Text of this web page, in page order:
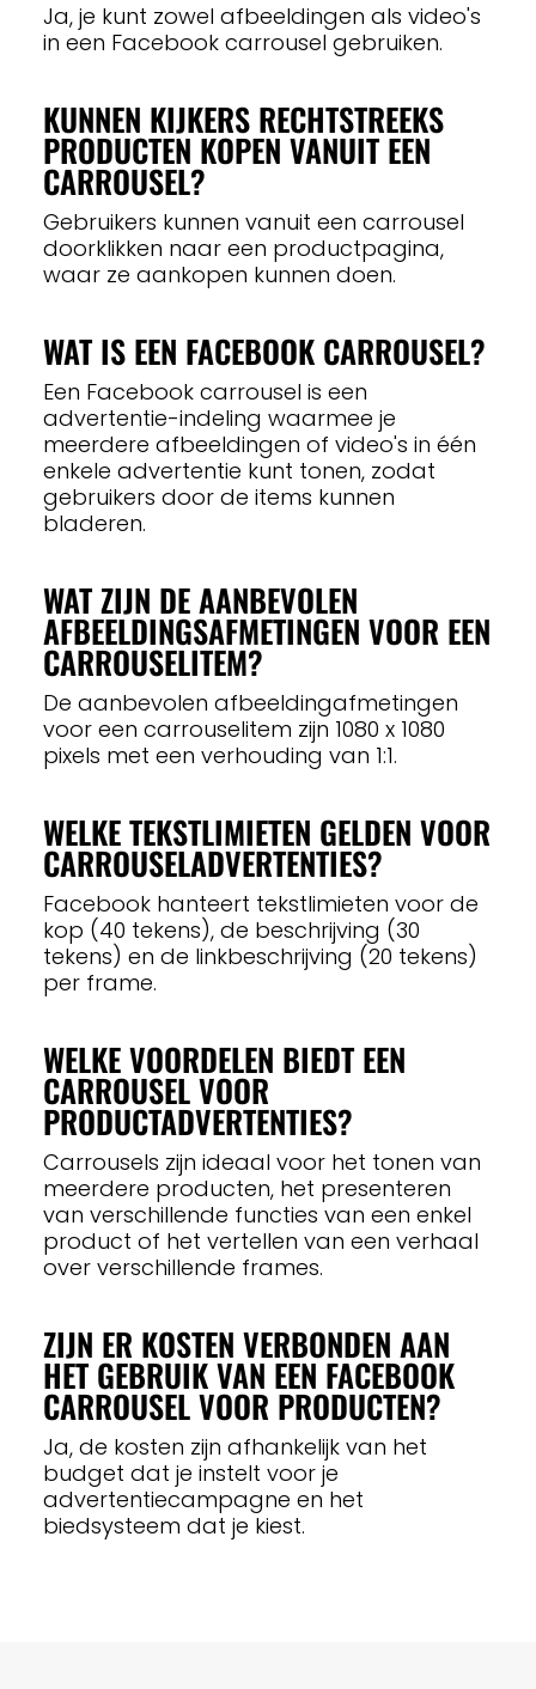
Ja, je kunt zowel afbeeldingen als video's
in een Facebook carrousel gebruiken.
KUNNEN KIJKERS RECHTSTREEKS
PRODUCTEN KOPEN VANUIT EEN
CARROUSEL?
Gebruikers kunnen vanuit een carrousel
doorklikken naar een productpagina,
waar ze aankopen kunnen doen.
WAT IS EEN FACEBOOK CARROUSEL?
Een Facebook carrousel is een
advertentie-indeling waarmee je
meerdere afbeeldingen of video's in één
enkele advertentie kunt tonen, zodat
gebruikers door de items kunnen
bladeren.
WAT ZIJN DE AANBEVOLEN
AFBEELDINGSAFMETINGEN VOOR EEN
CARROUSELITEM?
De aanbevolen afbeeldingafmetingen
voor een carrouselitem zijn 1080 x 1080
pixels met een verhouding van 1:1.
WELKE TEKSTLIMIETEN GELDEN VOOR
CARROUSELADVERTENTIES?
Facebook hanteert tekstlimieten voor de
kop (40 tekens), de beschrijving (30
tekens) en de linkbeschrijving (20 tekens)
per frame.
WELKE VOORDELEN BIEDT EEN
CARROUSEL VOOR
PRODUCTADVERTENTIES?
Carrousels zijn ideaal voor het tonen van
meerdere producten, het presenteren
van verschillende functies van een enkel
product of het vertellen van een verhaal
over verschillende frames.
ZIJN ER KOSTEN VERBONDEN AAN
HET GEBRUIK VAN EEN FACEBOOK
CARROUSEL VOOR PRODUCTEN?
Ja, de kosten zijn afhankelijk van het
budget dat je instelt voor je
advertentiecampagne en het
biedsysteem dat je kiest.